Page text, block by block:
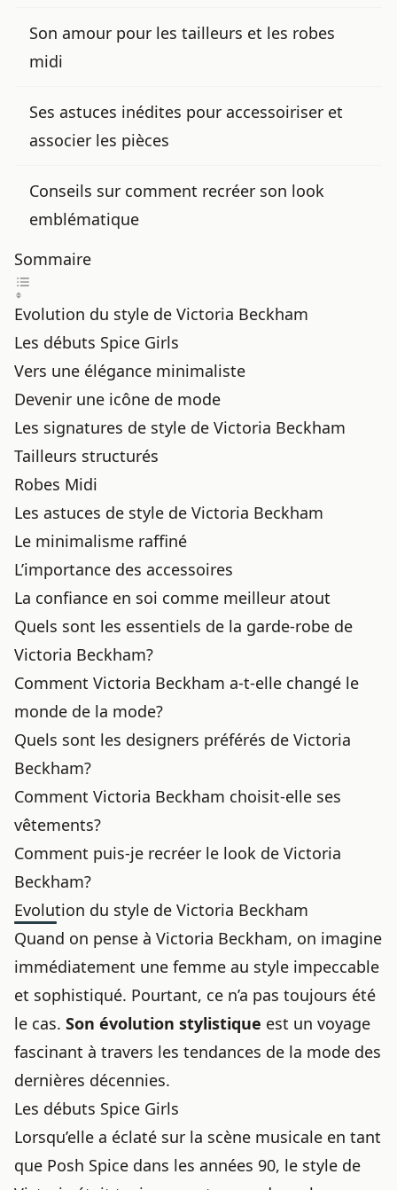
Son amour pour les tailleurs et les robes
midi
Ses astuces inédites pour accessoiriser et
associer les pièces
Conseils sur comment recréer son look
emblématique
Sommaire
Evolution du style de Victoria Beckham
Les débuts Spice Girls
Vers une élégance minimaliste
Devenir une icône de mode
Les signatures de style de Victoria Beckham
Tailleurs structurés
Robes Midi
Les astuces de style de Victoria Beckham
Le minimalisme raffiné
L’importance des accessoires
La confiance en soi comme meilleur atout
Quels sont les essentiels de la garde-robe de
Victoria Beckham?
Comment Victoria Beckham a-t-elle changé le
monde de la mode?
Quels sont les designers préférés de Victoria
Beckham?
Comment Victoria Beckham choisit-elle ses
vêtements?
Comment puis-je recréer le look de Victoria
Beckham?
Evolution du style de Victoria Beckham
Quand on pense à Victoria Beckham, on imagine
immédiatement une femme au style impeccable
et sophistiqué. Pourtant, ce n’a pas toujours été
le cas. Son évolution stylistique est un voyage
fascinant à travers les tendances de la mode des
dernières décennies.
Les débuts Spice Girls
Lorsqu’elle a éclaté sur la scène musicale en tant
que Posh Spice dans les années 90, le style de